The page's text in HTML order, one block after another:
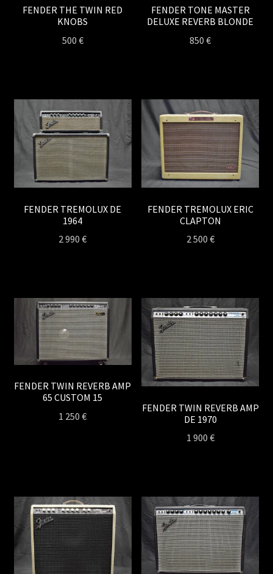
FENDER THE TWIN RED
KNOBS
500 €
FENDER TONE MASTER
DELUXE REVERB BLONDE
850€
FENDER TREMOLUX DE
1964
2 990€
FENDER TREMOLUX ERIC
CLAPTON
2 500 €
FENDER TWIN REVERB AMP
65 CUSTOM 15
1 250€
FENDER TWIN REVERB AMP
DE 1970
1 900 €